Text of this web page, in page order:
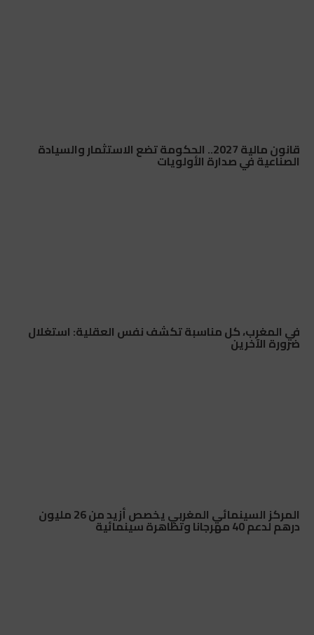
قانون مالية 2027.. الحكومة تضع الاستثمار والسيادة
الصناعية في صدارة الأولويات
في المغرب، كل مناسبة تكشف نفس العقلية: استغلال
ضرورة الآخرين
المركز السينمائي المغربي يخصص أزيد من 26 مليون
درهم لدعم 40 مهرجانا وتظاهرة سينمائية